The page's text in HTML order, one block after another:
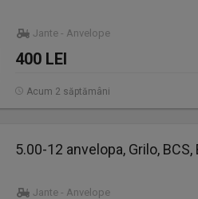
Jante - Anvelope
400 LEI
Acum 2 săptămâni
5.00-12 anvelopa, Grilo,
Jante - Anvelope